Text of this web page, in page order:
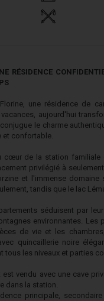
RÉSIDENCE
une résidence de
aujourd'hui
le charme
et confortable.
cœur de la station familiale
privilégié à
et l'immense
tandis que le lac
séduisent par
environnantes.
de vie et les
quincaillerie noire
tous les niveaux et parties
est vendu avec une cave
dans la station.
principale,